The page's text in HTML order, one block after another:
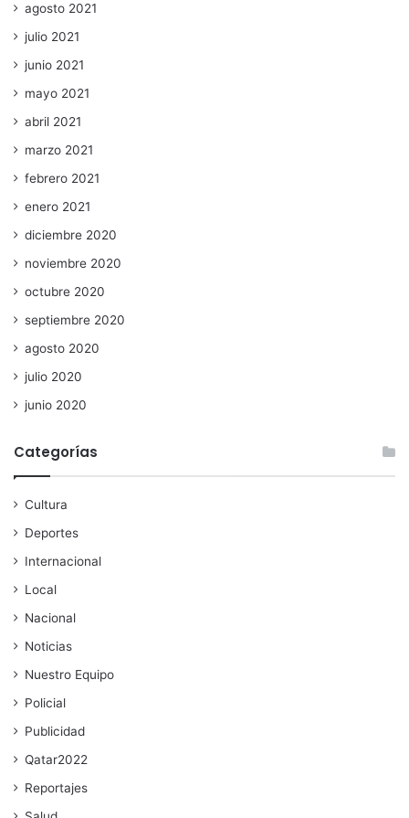
agosto 2021
julio 2021
junio 2021
mayo 2021
abril 2021
marzo 2021
febrero 2021
enero 2021
diciembre 2020
noviembre 2020
octubre 2020
septiembre 2020
agosto 2020
julio 2020
junio 2020
Categorías
Cultura
Deportes
Internacional
Local
Nacional
Noticias
Nuestro Equipo
Policial
Publicidad
Qatar2022
Reportajes